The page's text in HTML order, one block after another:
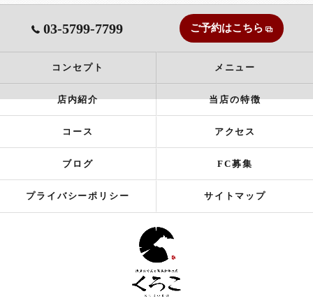
03-5799-7799 ご予約はこちら
コンセプト メニュー
店内紹介 当店の特徴
コース アクセス
ブログ FC募集
プライバシーポリシー サイトマップ